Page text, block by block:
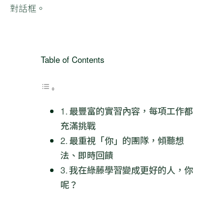
對話框。
Table of Contents
最豐富的實習內容，每項工作都
充滿挑戰
最重視「你」的團隊，傾聽想
法、即時回饋
我在綠藤學習變成更好的人，你
呢？